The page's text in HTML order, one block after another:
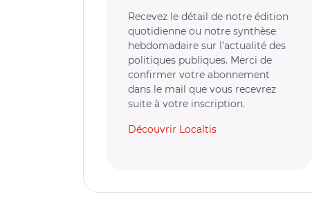
Recevez le détail de notre édition
quotidienne ou notre synthèse
hebdomadaire sur l’actualité des
politiques publiques. Merci de
confirmer votre abonnement
dans le mail que vous recevrez
suite à votre inscription.
Découvrir Localtis